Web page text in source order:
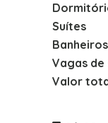
Suítes
Banheiros
Vagas de
Valor